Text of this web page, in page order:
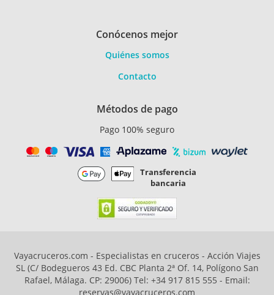
Conócenos mejor
Quiénes somos
Contacto
Métodos de pago
Pago 100% seguro
Transferencia
bancaria
Vayacruceros.com - Especialistas en cruceros - Acción Viajes
SL (C/ Bodegueros 43 Ed. CBC Planta 2ª Of. 14, Polígono San
Rafael, Málaga. CP: 29006) Tel: +34 917 815 555 - Email:
reservas@vayacruceros.com